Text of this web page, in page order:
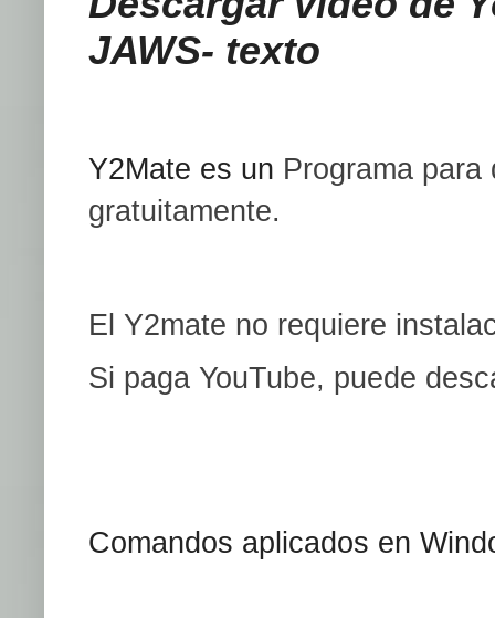
JAWS- texto
Y2Mate es un Programa para
gratuitamente.
El Y2mate no requiere
Si paga YouTube, puede
Comandos aplicados en